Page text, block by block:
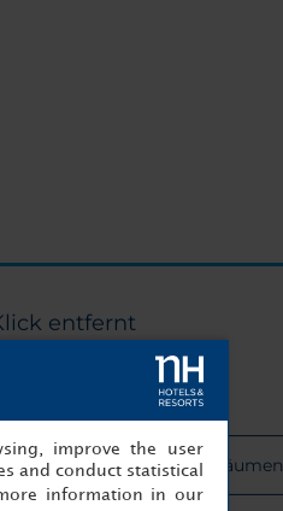
entfernt
zu den Veranstaltungsräumen
improve the user
and conduct statistical
information in our